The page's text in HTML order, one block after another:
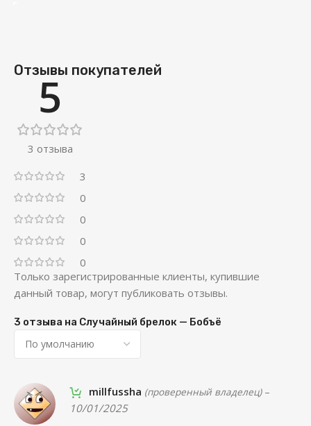
Отзывы покупателей
5
3 отзыва
3
0
0
0
0
3 отзыва на Случайный брелок — Бобъё
millfussha (проверенный владелец) –
10/01/2025
Только зарегистрированные клиенты, купившие
данный товар, могут публиковать отзывы.